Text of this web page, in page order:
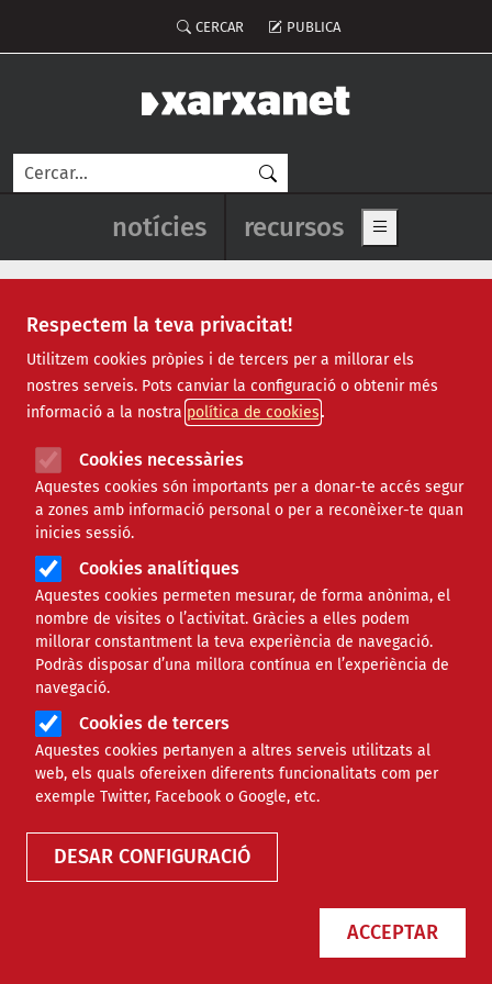
Respectem la teva privacitat!
Utilitzem cookies pròpies i de tercers per a millorar els
nostres serveis. Pots canviar la configuració o obtenir més
informació a la nostra política de cookies
Cookies necessàries
Aquestes cookies són importants per a donar-te accés segur
a zones amb informació personal o per a reconèixer-te quan
inicies sessió.
Cookies analítiques
Aquestes cookies permeten mesurar, de forma anònima, el
nombre de visites o l’activitat. Gràcies a elles podem
millorar constantment la teva experiència de navegació.
Podràs disposar d’una millora contínua en l’experiència de
navegació.
Cookies de tercers
Aquestes cookies pertanyen a altres serveis utilitzats al
web, els quals ofereixen diferents funcionalitats com per
exemple Twitter, Facebook o Google, etc.
DESAR CONFIGURACIÓ
ACCEPTAR
Menú del compte d'usuari
CERCAR PUBLICA
Cerca
Navegació principal de
notícies recursos Show main
Notícies
Totes | Ambiental | Comunitari | Cultural | Social
|
Internacional | Projectes | Jurídic | Tecnològic
Formació